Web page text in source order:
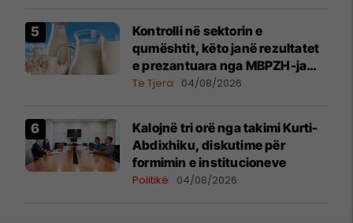
Kontrolli në sektorin e
qumështit, këto janë rezultatet
e prezantuara nga MBPZH-ja
dhe AUV
Të Tjera 04/08/2026
Kalojnë tri orë nga takimi Kurti-
Abdixhiku, diskutime për
formimin e institucioneve
Politikë 04/08/2026